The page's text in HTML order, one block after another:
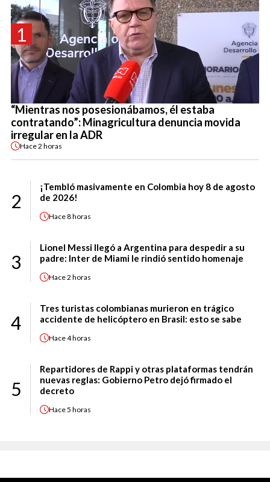
1
“Mientras nos posesionábamos, él estaba
contratando”: Minagricultura denuncia movida
irregular en la ADR
Hace2 horas
2
¡Tembló masivamente en Colombia hoy 8 de agosto
de 2026!
Hace8 horas
3
Lionel Messi llegó a Argentina para despedir a su
padre: Inter de Miami le rindió sentido homenaje
Hace2 horas
4
Tres turistas colombianas murieron en trágico
accidente de helicóptero en Brasil: esto se sabe
Hace4 horas
5
Repartidores de Rappi y otras plataformas tendrán
nuevas reglas: Gobierno Petro dejó firmado el
decreto
Hace5 horas